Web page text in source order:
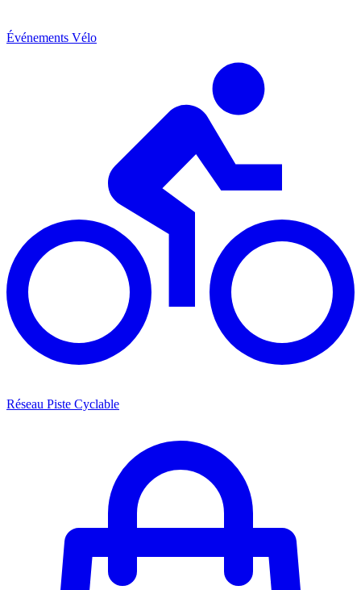
Événements Vélo
Réseau Piste Cyclable